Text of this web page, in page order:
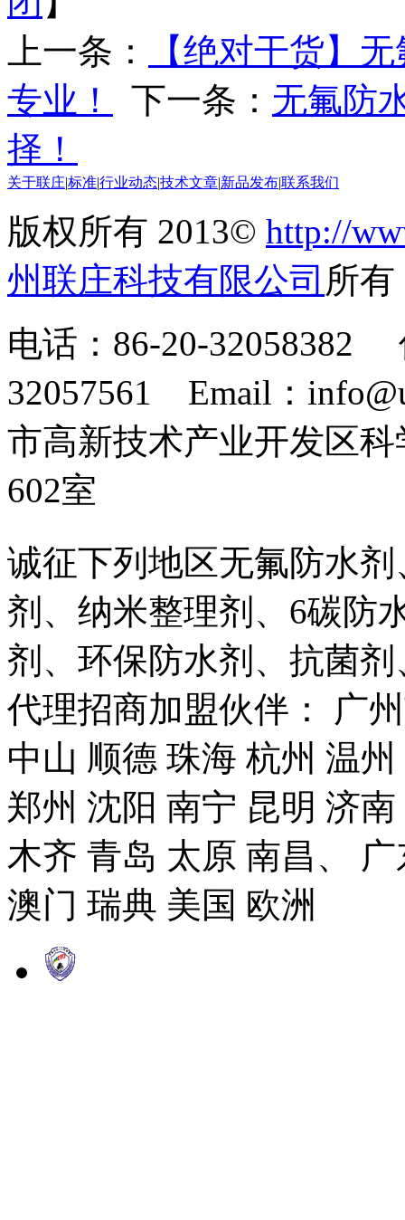
上一条：
【绝对干货】
专业！
下一条： 无氟防
择！
关于联庄标准行业动态技术文章 新品发布联系我们
版权所有 2013© http://
州联庄科技有限公司 所
电话：86-20-32058382
32057561 Email：
市高新技术产业开发区
602室
诚征下列地区无氟防水
剂、纳米整理剂、6碳防
剂、环保防水剂、抗菌
代理招商加盟伙伴： 广
中山 顺德 珠海 杭州 温
郑州 沈阳 南宁 昆明 济
木齐 青岛 太原 南昌、
澳门 瑞典 美国 欧洲